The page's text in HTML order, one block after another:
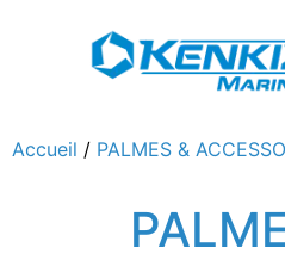
Accueil / PALMES &